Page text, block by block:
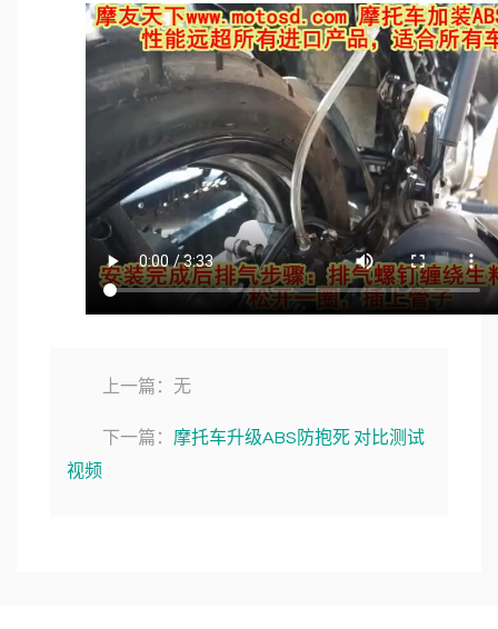
上一篇：无
下一篇： 摩托车升级ABS防抱死 对比测试
视频